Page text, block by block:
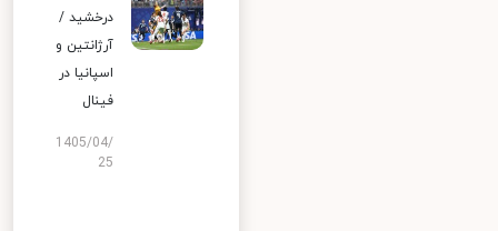
درخشید /
آرژانتین و
اسپانیا در
فینال
1405/04/
25